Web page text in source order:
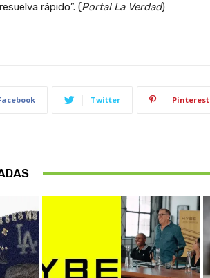
rápido”. (Portal La Verdad)
Twitter Pinterest